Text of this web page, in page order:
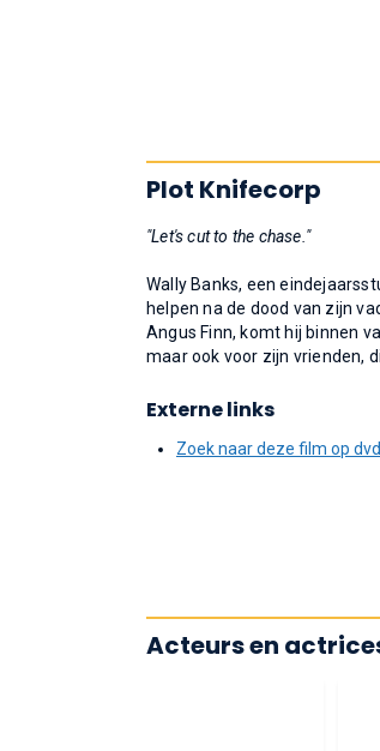
Plot Knifecorp
"Let's cut to the chase."
Wally Banks, een
helpen na de dood van zijn
Angus Finn, komt hij binnen
maar ook voor zijn vrienden,
Externe links
Zoek naar deze film op
Acteurs en